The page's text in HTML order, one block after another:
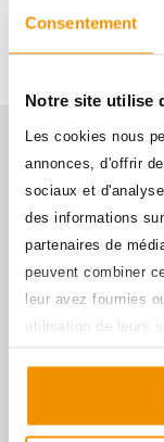
Consentement
Notre site utilise
Les cookies nous
annonces, d'offrir
sociaux et
des informations
partenaires de
peuvent combiner
leur avez fournies
utilisation de leurs
Ils